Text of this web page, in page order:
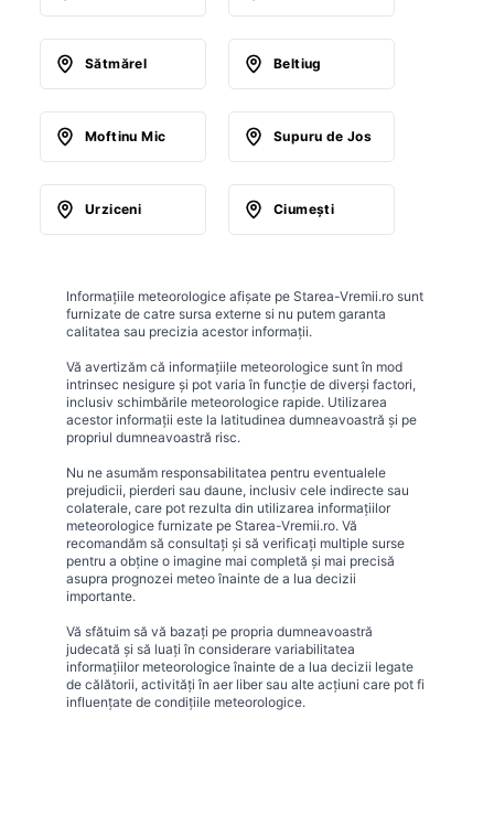
Sătmărel Beltiug
Moftinu Mic Supuru de Jos
Urziceni Ciumeşti
Informațiile meteorologice afișate pe Starea-Vremii.ro sunt
furnizate de catre sursa externe si nu putem garanta
calitatea sau precizia acestor informații.
Vă avertizăm că informațiile meteorologice sunt în mod
intrinsec nesigure și pot varia în funcție de diverși factori,
inclusiv schimbările meteorologice rapide. Utilizarea
acestor informații este la latitudinea dumneavoastră și pe
propriul dumneavoastră risc.
Nu ne asumăm responsabilitatea pentru eventualele
prejudicii, pierderi sau daune, inclusiv cele indirecte sau
colaterale, care pot rezulta din utilizarea informațiilor
meteorologice furnizate pe Starea-Vremii.ro. Vă
recomandăm să consultați și să verificați multiple surse
pentru a obține o imagine mai completă și mai precisă
asupra prognozei meteo înainte de a lua decizii
importante.
Vă sfătuim să vă bazați pe propria dumneavoastră
judecată și să luați în considerare variabilitatea
informațiilor meteorologice înainte de a lua decizii legate
de călătorii, activități în aer liber sau alte acțiuni care pot fi
influențate de condițiile meteorologice.